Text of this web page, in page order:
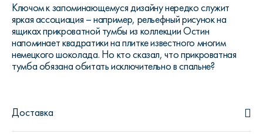
Ключом к запоминающемуся дизайну нередко служит
яркая ассоциация – например, рельефный рисунок на
ящиках прикроватной тумбы из коллекции Остин
напоминает квадратики на плитке известного многим
немецкого шоколада. Но кто сказал, что прикроватная
тумба обязана обитать исключительно в спальне?
Доставка